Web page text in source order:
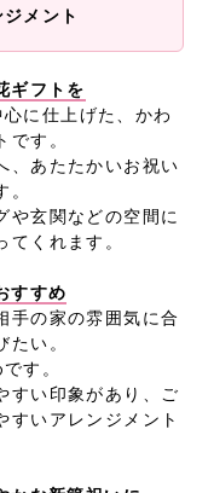
メント
ギフトを
に仕上げた、かわ
す。
、あたたかいお祝い
や玄関などの空間に
くれます。
すすめ
手の家の雰囲気に合
い。
す。
すい印象があり、ご
すいアレンジメント